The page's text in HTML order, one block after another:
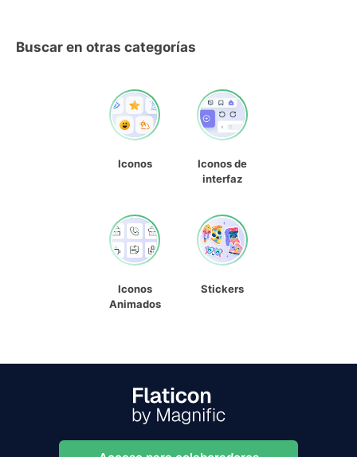
Buscar en otras categorías
Iconos
Iconos de
interfaz
Iconos
Animados
Stickers